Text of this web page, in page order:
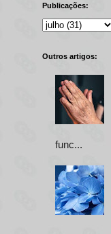
Publicações:
Outros artigos:
func...